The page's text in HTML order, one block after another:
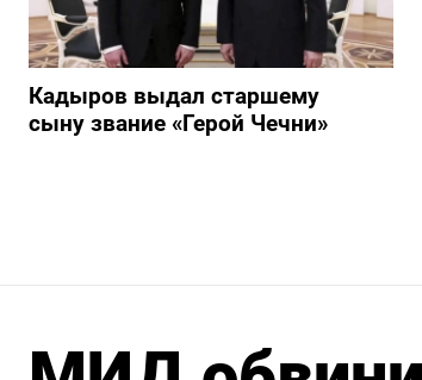
Кадыров выдал старшему
сыну звание «Герой Чечни»